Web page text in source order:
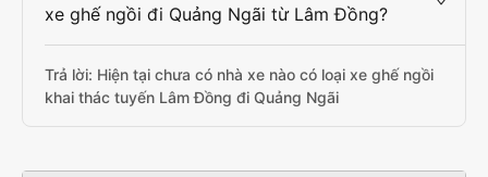
xe ghế ngồi đi Quảng Ngãi từ Lâm Đồng?
Trả lời: Hiện tại chưa có nhà xe nào có loại xe ghế ngồi
khai thác tuyến Lâm Đồng đi Quảng Ngãi